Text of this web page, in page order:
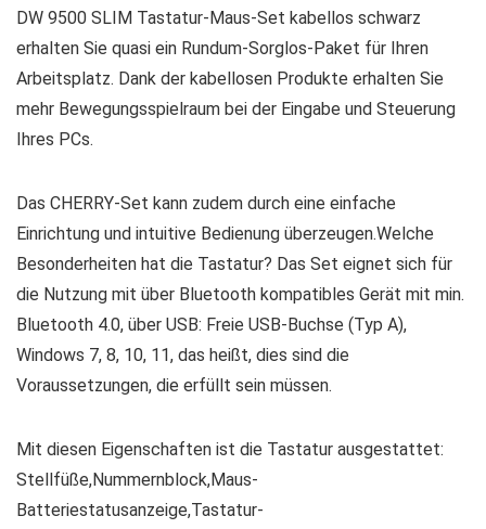
DW 9500 SLIM Tastatur-Maus-Set kabellos schwarz
erhalten Sie quasi ein Rundum-Sorglos-Paket für Ihren
Arbeitsplatz. Dank der kabellosen Produkte erhalten Sie
mehr Bewegungsspielraum bei der Eingabe und Steuerung
Ihres PCs.
Das CHERRY-Set kann zudem durch eine einfache
Einrichtung und intuitive Bedienung überzeugen.Welche
Besonderheiten hat die Tastatur? Das Set eignet sich für
die Nutzung mit über Bluetooth kompatibles Gerät mit min.
Bluetooth 4.0, über USB: Freie USB-Buchse (Typ A),
Windows 7, 8, 10, 11, das heißt, dies sind die
Voraussetzungen, die erfüllt sein müssen.
Mit diesen Eigenschaften ist die Tastatur ausgestattet:
Stellfüße,Nummernblock,Maus-
Batteriestatusanzeige,Tastatur-